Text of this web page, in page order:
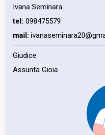
Ivana Seminara
tel: 098475579
mail:
Giudice
Assunta Gioia